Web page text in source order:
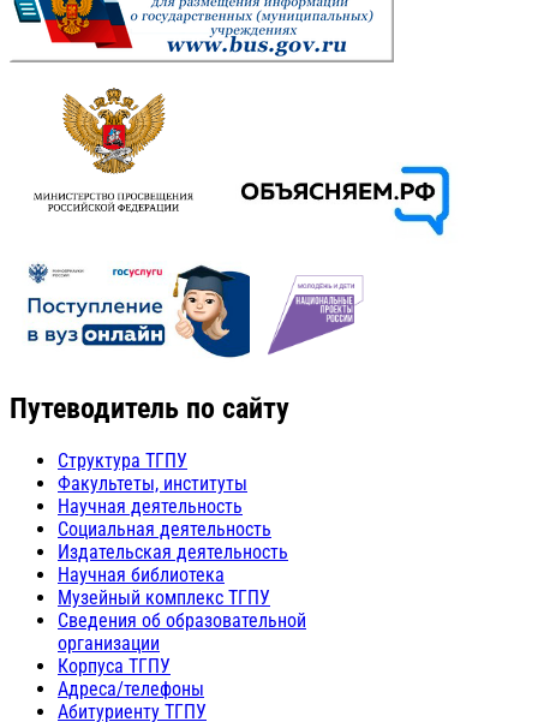
Путеводитель по сайту
Структура ТГПУ
Факультеты, институты
Научная деятельность
Социальная деятельность
Издательская деятельность
Научная библиотека
Музейный комплекс ТГПУ
Сведения об образовательной
организации
Корпуса ТГПУ
Адреса/телефоны
Абитуриенту ТГПУ